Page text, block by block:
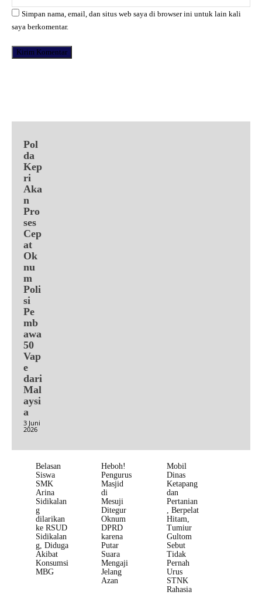
Simpan nama, email, dan situs web saya di browser ini untuk lain kali
saya berkomentar.
Pol
da
Kep
ri
Aka
n
Pro
ses
Cep
at
Ok
nu
m
Poli
si
Pe
mb
awa
50
Vap
e
dari
Mal
aysi
a
3 Juni
2026
Belasan
Siswa
SMK
Arina
Sidikalan
g
dilarikan
ke RSUD
Sidikalan
g, Diduga
Akibat
Konsumsi
MBG
Heboh!
Pengurus
Masjid
di
Mesuji
Ditegur
Oknum
DPRD
karena
Putar
Suara
Mengaji
Jelang
Azan
Mobil
Dinas
Ketapang
dan
Pertanian
, Berpelat
Hitam,
Tumiur
Gultom
Sebut
Tidak
Pernah
Urus
STNK
Rahasia